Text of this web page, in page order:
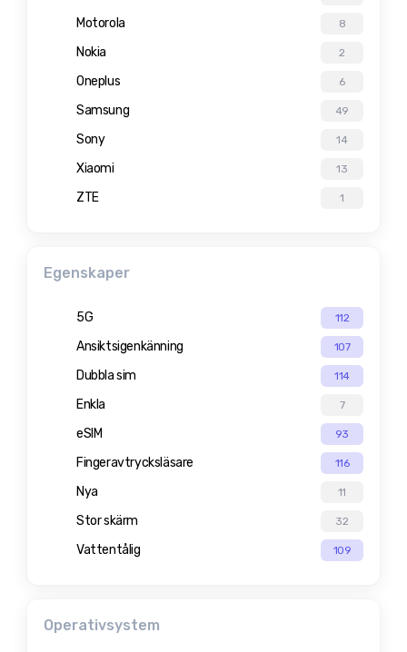
Motorola 8
Nokia 2
Oneplus 6
Samsung 49
Sony 14
Xiaomi 13
ZTE 1
Egenskaper
5G 112
Ansiktsigenkänning 107
Dubbla sim 114
Enkla 7
eSIM 93
Fingeravtrycksläsare 116
Nya 11
Stor skärm 32
Vattentålig 109
Operativsystem